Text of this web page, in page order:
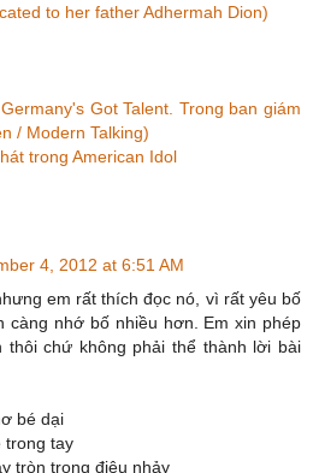
to her father Adhermah Dion)
Got Talent. Trong ban giám
/ Modern Talking)
trong American Idol
4, 2012 at 6:51 AM
em rất thích đọc nó, vì rất yêu bố
càng nhớ bố nhiều hơn. Em xin phép
thôi chứ không phải thể thành lời bài
bé dại
trong tay
tròn trong điệu nhảy